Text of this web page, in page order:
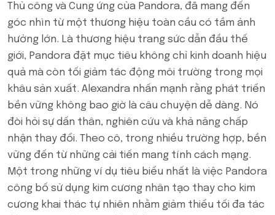
Thủ công và Cung ứng của Pandora, đã mang đến
góc nhìn từ một thương hiệu toàn cầu có tầm ảnh
hưởng lớn. Là thương hiệu trang sức dẫn đầu thế
giới, Pandora đặt mục tiêu không chỉ kinh doanh hiệu
quả mà còn tối giảm tác động môi trường trong mọi
khâu sản xuất. Alexandra nhấn mạnh rằng phát triển
bền vững không bao giờ là câu chuyện dễ dàng. Nó
đòi hỏi sự dấn thân, nghiên cứu và khả năng chấp
nhận thay đổi. Theo cô, trong nhiều trường hợp, bền
vững đến từ những cải tiến mang tính cách mạng.
Một trong những ví dụ tiêu biểu nhất là việc Pandora
công bố sử dụng kim cương nhân tạo thay cho kim
cương khai thác tự nhiên nhằm giảm thiểu tối đa tác